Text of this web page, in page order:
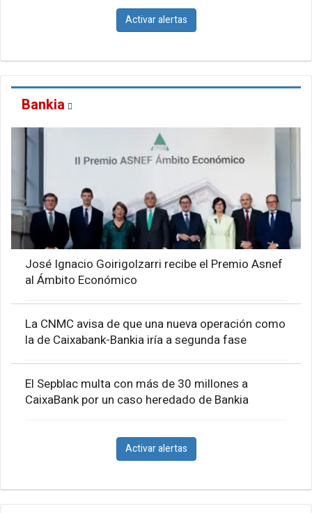
Activar alertas
Bankia
José Ignacio Goirigolzarri recibe el Premio Asnef
al Ámbito Económico
La CNMC avisa de que una nueva operación como
la de Caixabank-Bankia iría a segunda fase
El Sepblac multa con más de 30 millones a
CaixaBank por un caso heredado de Bankia
Activar alertas